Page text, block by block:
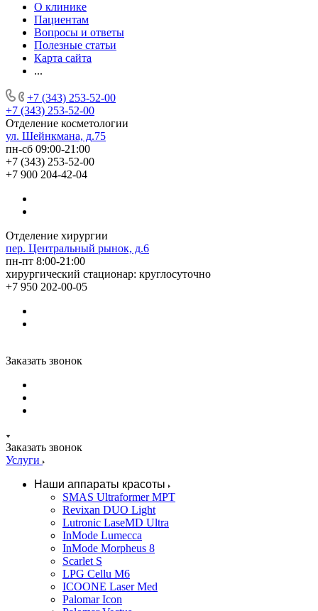
О клинике
Пациентам
Вопросы и ответы
Полезные статьи
Карта сайта
...
+7 (343) 253-52-00
+7 (343) 253-52-00
Отделение косметологии
ул. Шейнкмана, д.75
пн-сб 09:00-21:00
+7 (343) 253-52-00
+7 900 204-42-04
Отделение хирургии
пер. Центральный рынок, д.6
пн-пт 8:00-21:00
хирургический стационар: круглосуточно
+7 950 202-00-05
Заказать звонок
Заказать звонок
Услуги
Наши аппараты красоты
SMAS Ultraformer MPT
Revixan DUO Light
Lutronic LaseMD Ultra
InMode Lumecca
InMode Morpheus 8
Scarlet S
LPG Cellu M6
ICOONE Laser Med
Palomar Icon